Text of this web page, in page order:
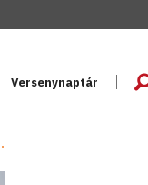
Versenynaptár